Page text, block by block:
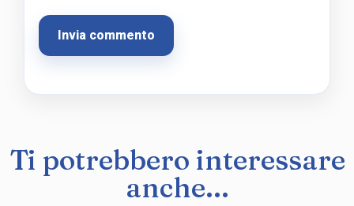
Ti potrebbero interessare
anche...